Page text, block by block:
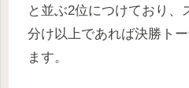
と並ぶ2位につけており、
分け以上であれば決勝ト
ます。